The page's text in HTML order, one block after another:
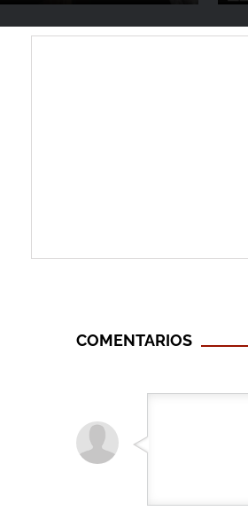
COMENTARIOS